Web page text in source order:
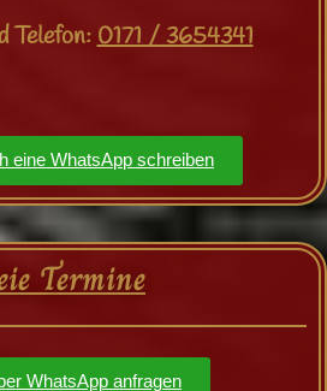
Telefon:0171 / 3654341
eine WhatsApp schreiben
Termine
WhatsApp anfragen